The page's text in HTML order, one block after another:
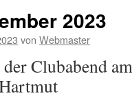
2023
von Webmaster
Clubabend